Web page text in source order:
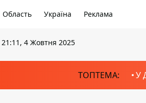
Область Україна Реклама
21:11, 4 Жовтня 2025
ТОПТЕМА: У